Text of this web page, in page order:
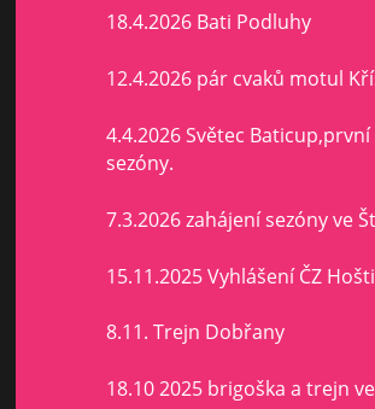
18.4.2026 Bati Podluhy
12.4.2026 pár cvaků motul
4.4.2026 Světec Baticup,první
sezóny.
7.3.2026 zahájení sezóny ve
15.11.2025 Vyhlášení ČZ
8.11. Trejn Dobřany
18.10 2025 brigoška a trejn